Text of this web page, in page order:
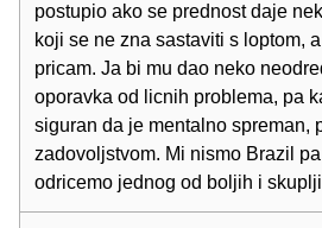
postupio ako se prednost daje
koji se ne zna sastaviti s loptom,
pricam. Ja bi mu dao neko
oporavka od licnih problema, pa
siguran da je mentalno spreman,
zadovoljstvom. Mi nismo Brazil
odricemo jednog od boljih i